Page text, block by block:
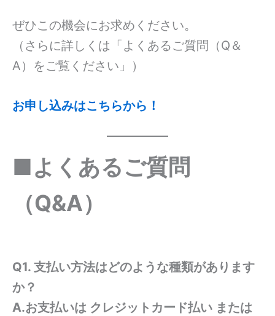
ぜひこの機会にお求めください。
（さらに詳しくは「よくあるご質問（Q＆
A）をご覧ください」）
お申し込みはこちらから！
■よくあるご質問
（Q&A）
Q1. 支払い方法はどのような種類があります
か？
A.お支払いは クレジットカード払い または